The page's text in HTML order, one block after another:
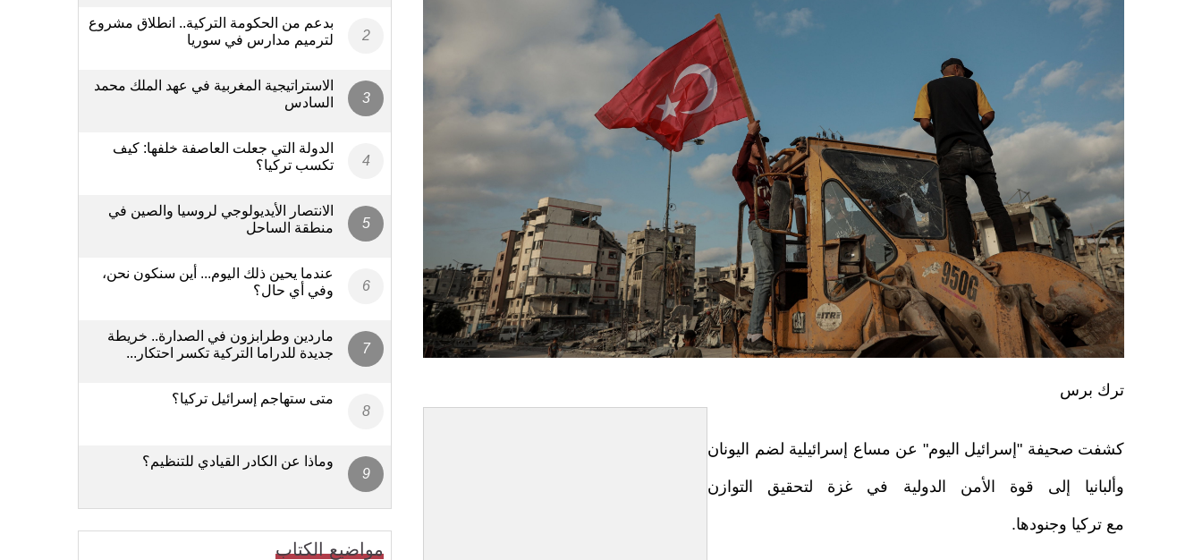
ترك برس
كشفت صحيفة "إسرائيل اليوم" عن مساع إسرائيلية لضم اليونان
وألبانيا إلى قوة الأمن الدولية في غزة لتحقيق التوازن
مع تركيا وجنودها.
بدعم من الحكومة التركية.. انطلاق مشروع
لترميم مدارس في سوريا
الاستراتيجية المغربية في عهد الملك محمد
السادس
الدولة التي جعلت العاصفة خلفها: كيف
تكسب تركيا؟
الانتصار الأيديولوجي لروسيا والصين في
منطقة الساحل
عندما يحين ذلك اليوم... أين سنكون نحن،
وفي أي حال؟
ماردين وطرابزون في الصدارة.. خريطة
جديدة للدراما التركية تكسر احتكار...
متى ستهاجم إسرائيل تركيا؟
وماذا عن الكادر القيادي للتنظيم؟
مواضيع الكتاب